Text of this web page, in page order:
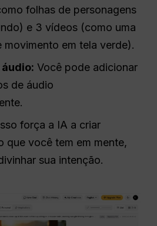
folhas de personagens
e 3 vídeos (como uma
movimento em tela verde).
Você pode adicionar
de áudio
força a IA a criar
que você tem em mente,
sua intenção.